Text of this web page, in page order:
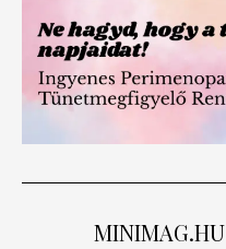
MINIMAG.HU